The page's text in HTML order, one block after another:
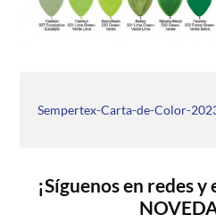
Sempertex-Carta-de-Color-
¡Síguenos en redes